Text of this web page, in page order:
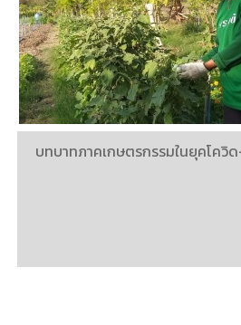
บทบาทภาคเกษตรกรรมในยุคโควิ